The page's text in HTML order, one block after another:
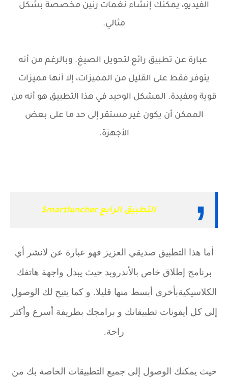
الفيديو، يمكنك إنشاء نغمات رنين مخصصة بشكل
مثالي.
عبارة عن تطبيق رائع لتحويل الصيغ. وبالرغم من أنه
يتوفر فقط على القليل من المميزات، إلا أنها مميزات
قوية ومفيدة. المشكل الوحيد في هذا التطبيق هو أنه من
الممكن أن يكون غير مستقر إلى حد ما على بعض
الأجهزة.
التطبيق الرابع Smartluncher
أما هذا التطبيق صديقي العزيز فهو عبارة عن لانشر أي
برنامج إطلاق خاص بالأندروبد حيث يبدل واجهة هاتفك
الكلاسيكيةبأخرى أبسط منها قليلا. و كما يتيح لك الوصول
إلى كل أيقونات تطبيقاتك و برامجك بطريقة أسرع وأكثر
راحة.
حيث يمكنك الوصول إلى جميع التطبيقات الخاصة بك من